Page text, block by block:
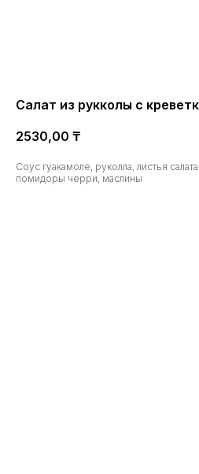
Салат из рукколы с
2530,00 ₸
Соус гуакамоле, руколла, листья
помидоры черри, маслины